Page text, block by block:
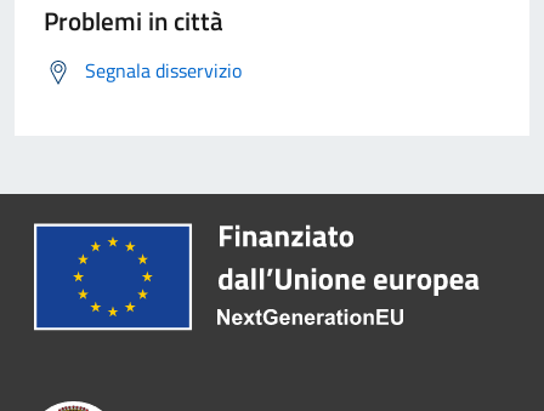
Problemi in città
Segnala disservizio